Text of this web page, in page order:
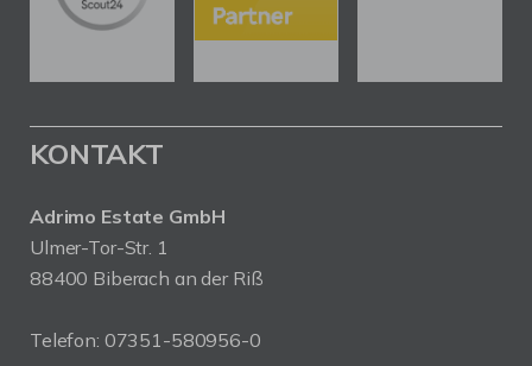
KONTAKT
Adrimo Estate GmbH
Ulmer-Tor-Str. 1
88400 Biberach an der Riß
Telefon: 07351-580956-0